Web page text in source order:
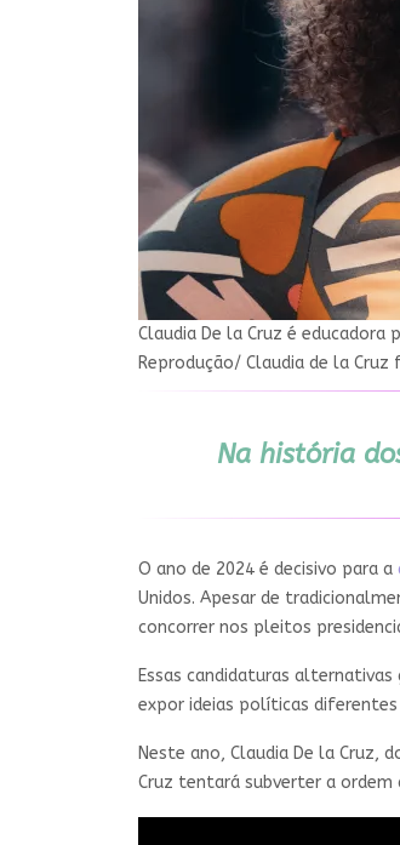
Claudia De la Cruz é educadora
Reprodução/ Claudia de la Cruz
Na história
O ano de 2024 é decisivo para a
Unidos. Apesar de
concorrer nos pleitos
Essas candidaturas
expor ideias políticas
Neste ano, Claudia De la Cruz,
Cruz tentará subverter a